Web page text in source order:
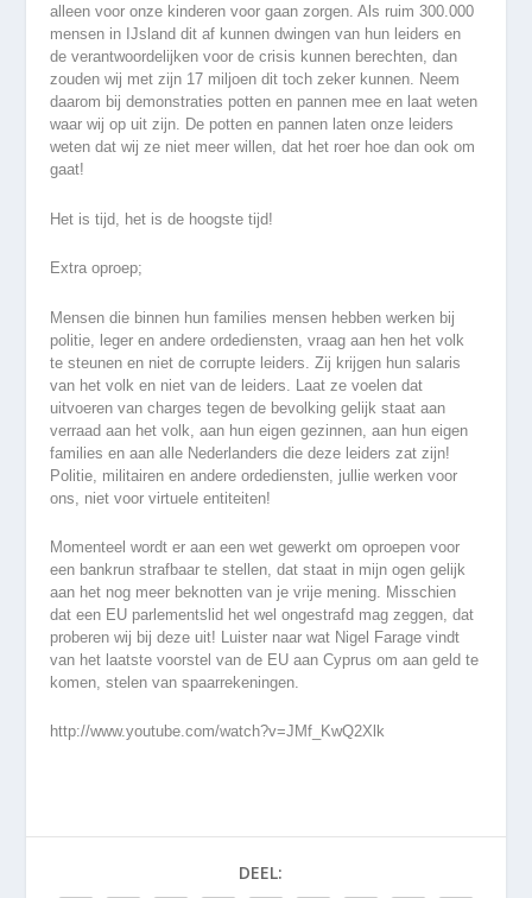
alleen voor onze kinderen voor gaan zorgen. Als ruim 300.000
mensen in IJsland dit af kunnen dwingen van hun leiders en
de verantwoordelijken voor de crisis kunnen berechten, dan
zouden wij met zijn 17 miljoen dit toch zeker kunnen. Neem
daarom bij demonstraties potten en pannen mee en laat weten
waar wij op uit zijn. De potten en pannen laten onze leiders
weten dat wij ze niet meer willen, dat het roer hoe dan ook om
gaat!
Het is tijd, het is de hoogste tijd!
Extra oproep;
Mensen die binnen hun families mensen hebben werken bij
politie, leger en andere ordediensten, vraag aan hen het volk
te steunen en niet de corrupte leiders. Zij krijgen hun salaris
van het volk en niet van de leiders. Laat ze voelen dat
uitvoeren van charges tegen de bevolking gelijk staat aan
verraad aan het volk, aan hun eigen gezinnen, aan hun eigen
families en aan alle Nederlanders die deze leiders zat zijn!
Politie, militairen en andere ordediensten, jullie werken voor
ons, niet voor virtuele entiteiten!
Momenteel wordt er aan een wet gewerkt om oproepen voor
een bankrun strafbaar te stellen, dat staat in mijn ogen gelijk
aan het nog meer beknotten van je vrije mening. Misschien
dat een EU parlementslid het wel ongestrafd mag zeggen, dat
proberen wij bij deze uit! Luister naar wat Nigel Farage vindt
van het laatste voorstel van de EU aan Cyprus om aan geld te
komen, stelen van spaarrekeningen.
http://www.youtube.com/watch?v=JMf_KwQ2Xlk
DEEL: